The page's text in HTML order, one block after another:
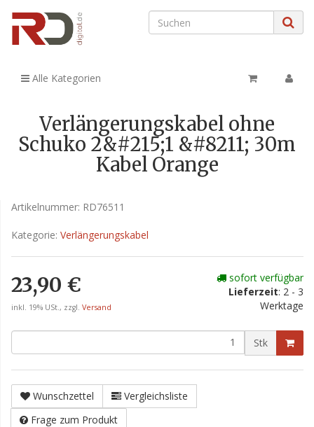
Alle Kategorien
Verlängerungskabel ohne
Schuko 2&#215;1 &#8211; 30m
Kabel Orange
Artikelnummer: RD76511
Kategorie: Verlängerungskabel
23,90 €
inkl. 19% USt., zzgl. Versand
sofort verfügbar
Lieferzeit: 2 - 3
Werktage
Stk
Wunschzettel
Vergleichsliste
Frage zum Produkt